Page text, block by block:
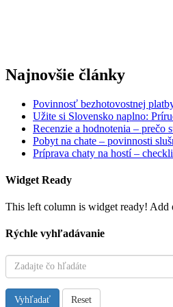
Najnovšie články
Povinnosť bezhotovostnej
Užite si Slovensko naplno:
Recenzie a hodnotenia – prečo
Pobyt na chate – povinnosti
Príprava chaty na hostí –
Widget Ready
This left column is widget ready! Add
Rýchle vyhľadávanie
Vyhľadať Reset